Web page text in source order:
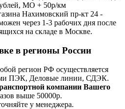
МО + 50р/км
Нахимовский пр-кт 24 -
через 1-3 рабочих дня после
на складе в Москве.
в регионы России
регион РФ осуществляется
ПЭК, Деловые линии, СДЭК.
компании Вашего
выше 50000р.
у менеджера.